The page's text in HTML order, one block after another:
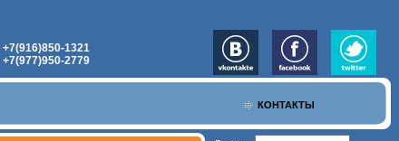
+7(916)850-1321
+7(977)950-2779
КОНТАКТЫ